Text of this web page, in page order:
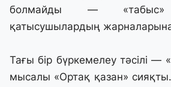
болмайды —
қатысушылардың
Тағы бір бүркемелеу тәсілі —
мысалы «Ортақ қазан»